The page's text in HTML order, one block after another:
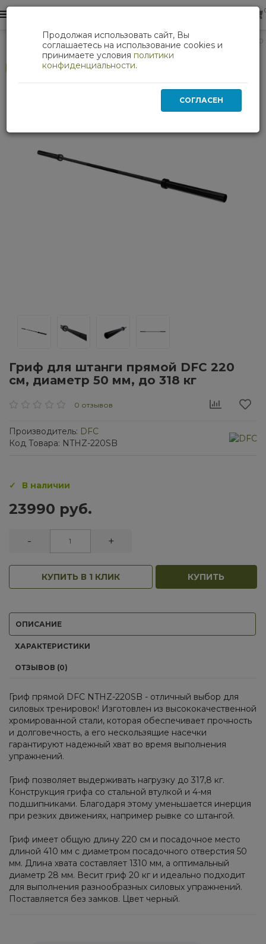
Силовые тренажеры Гриф для штанги прямой DFC 220
Гриф для штанги прямой DFC 220
см, диаметр 50 мм, до 318 кг
0 отзывов
Производитель: DFC
Код Товара: NTHZ-220SB
В наличии
23990 руб.
- +
КУПИТЬ В 1 КЛИК КУПИТЬ
ОПИСАНИЕ
ХАРАКТЕРИСТИКИ
ОТЗЫВОВ (0)
Гриф прямой DFC NTHZ-220SB - отличный выбор для
силовых тренировок! Изготовлен из высококачественной
хромированной стали, которая обеспечивает прочность
и долговечность, а его нескользящие насечки
гарантируют надежный хват во время выполнения
упражнений.
Гриф позволяет выдерживать нагрузку до 317,8 кг.
Конструкция грифа со стальной втулкой и 4-мя
подшипниками. Благодаря этому уменьшается инерция
при резких движениях, например рывке со штангой.
Гриф имеет общую длину 220 см и посадочное место
длиной 410 мм с диаметром посадочного отверстия 50
мм. Длина хвата составляет 1310 мм, а оптимальный
диаметр 28 мм. Весит гриф 20 кг и идеально подходит
для выполнения разнообразных силовых упражнений.
Поставляется без замков. Цвет черный.
Продолжая использовать сайт, Вы
соглашаетесь на использование cookies и
принимаете условия политики
конфиденциальности.
СОГЛАСЕН